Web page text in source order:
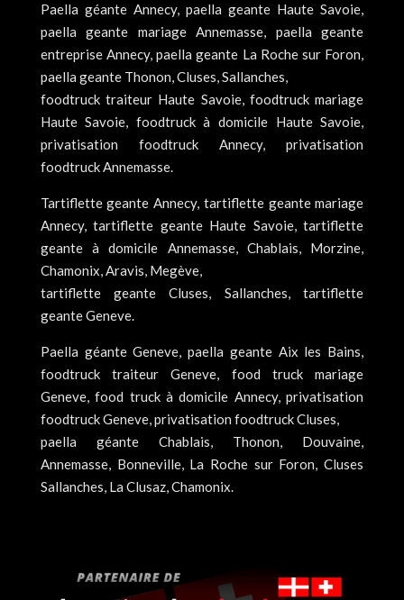
Paella géante Annecy, paella geante Haute Savoie,
paella geante mariage Annemasse, paella geante
entreprise Annecy, paella geante La Roche sur Foron,
paella geante Thonon, Cluses, Sallanches,
foodtruck traiteur Haute Savoie, foodtruck mariage
Haute Savoie, foodtruck à domicile Haute Savoie,
privatisation foodtruck Annecy, privatisation
foodtruck Annemasse.
Tartiflette geante Annecy, tartiflette geante mariage
Annecy, tartiflette geante Haute Savoie, tartiflette
geante à domicile Annemasse, Chablais, Morzine,
Chamonix, Aravis, Megève,
tartiflette geante Cluses, Sallanches, tartiflette
geante Geneve.
Paella géante Geneve, paella geante Aix les Bains,
foodtruck traiteur Geneve, food truck mariage
Geneve, food truck à domicile Annecy, privatisation
foodtruck Geneve, privatisation foodtruck Cluses,
paella géante Chablais, Thonon, Douvaine,
Annemasse, Bonneville, La Roche sur Foron, Cluses
Sallanches, La Clusaz, Chamonix.